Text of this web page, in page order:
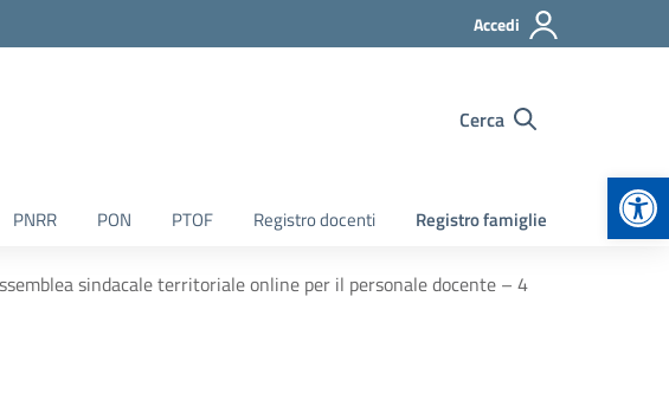
Accedi
Cerca
PNRR PON PTOF Registro docenti Registro famiglie
sindacale territoriale online per il personale docente – 4